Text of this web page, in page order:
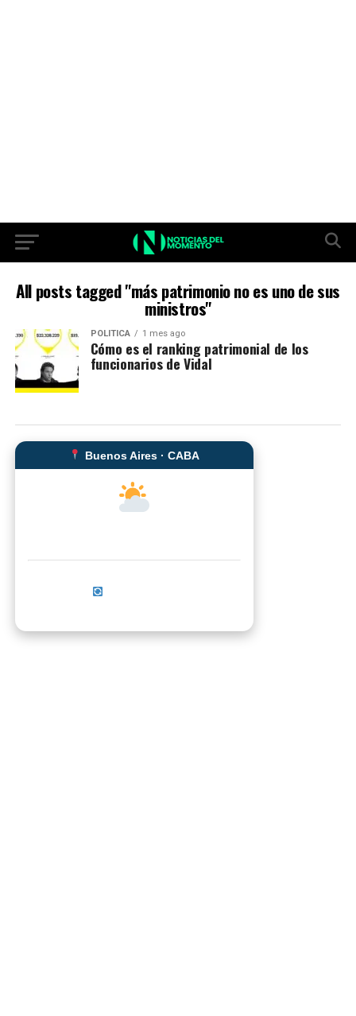
All posts tagged "más patrimonio no es uno de sus
ministros"
POLITICA 1 mes ago
Cómo es el ranking patrimonial de los
funcionarios de Vidal
Buenos Aires · CABA